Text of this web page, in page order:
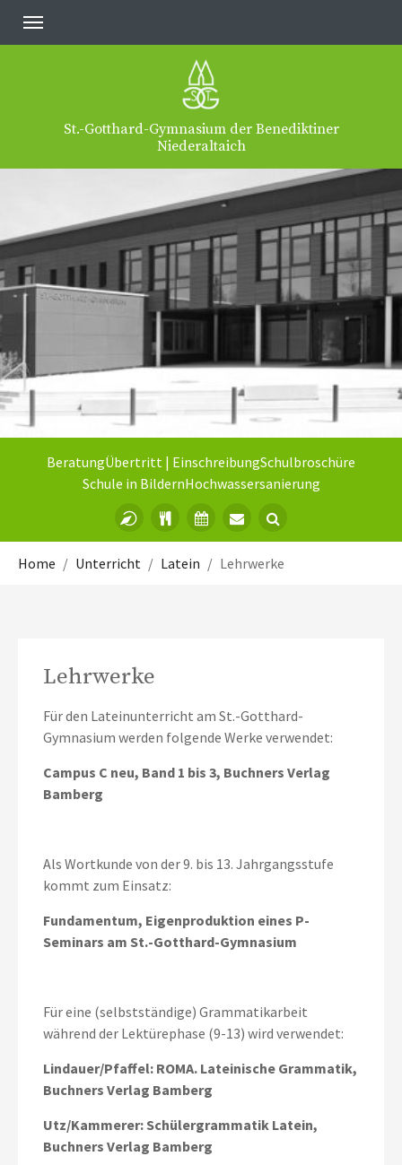
St.-Gotthard-Gymnasium der Benediktiner
Niederaltaich
BeratungÜbertritt | EinschreibungSchulbroschüre
Schule in BildernHochwassersanierung
Home Unterricht Latein Lehrwerke
Lehrwerke
Für den Lateinunterricht am St.-Gotthard-
Gymnasium werden folgende Werke verwendet:
Campus C neu, Band 1 bis 3, Buchners Verlag
Bamberg
Als Wortkunde von der 9. bis 13. Jahrgangsstufe
kommt zum Einsatz:
Fundamentum, Eigenproduktion eines P-
Seminars am St.-Gotthard-Gymnasium
Für eine (selbstständige) Grammatikarbeit
während der Lektürephase (9-13) wird verwendet:
Lindauer/Pfaffel: ROMA. Lateinische Grammatik,
Buchners Verlag Bamberg
Utz/Kammerer: Schülergrammatik Latein,
Buchners Verlag Bamberg